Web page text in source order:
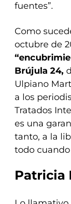
fuentes”.
Como
octubre de
Brújula 24,
Ulpiano
a los
Tratados
es una
tanto, a la
todo
Patricia